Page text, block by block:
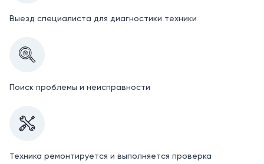
Выезд специалиста для диагностики техники
Поиск проблемы и неисправности
Техника ремонтируется и выполняется проверка